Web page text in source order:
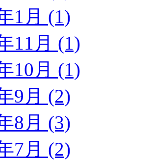
1月 (1)
11月 (1)
10月 (1)
9月 (2)
8月 (3)
7月 (2)